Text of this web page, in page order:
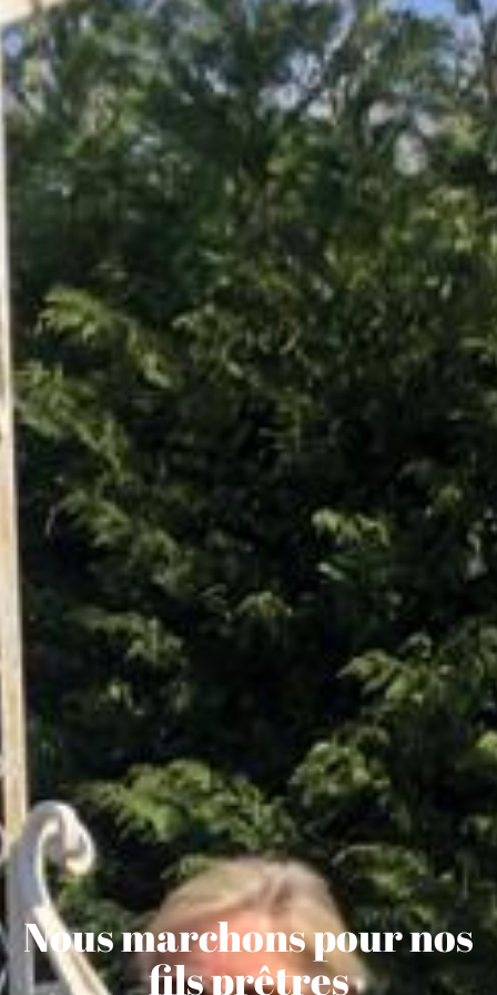
Nous marchons pour nos
fils prêtres